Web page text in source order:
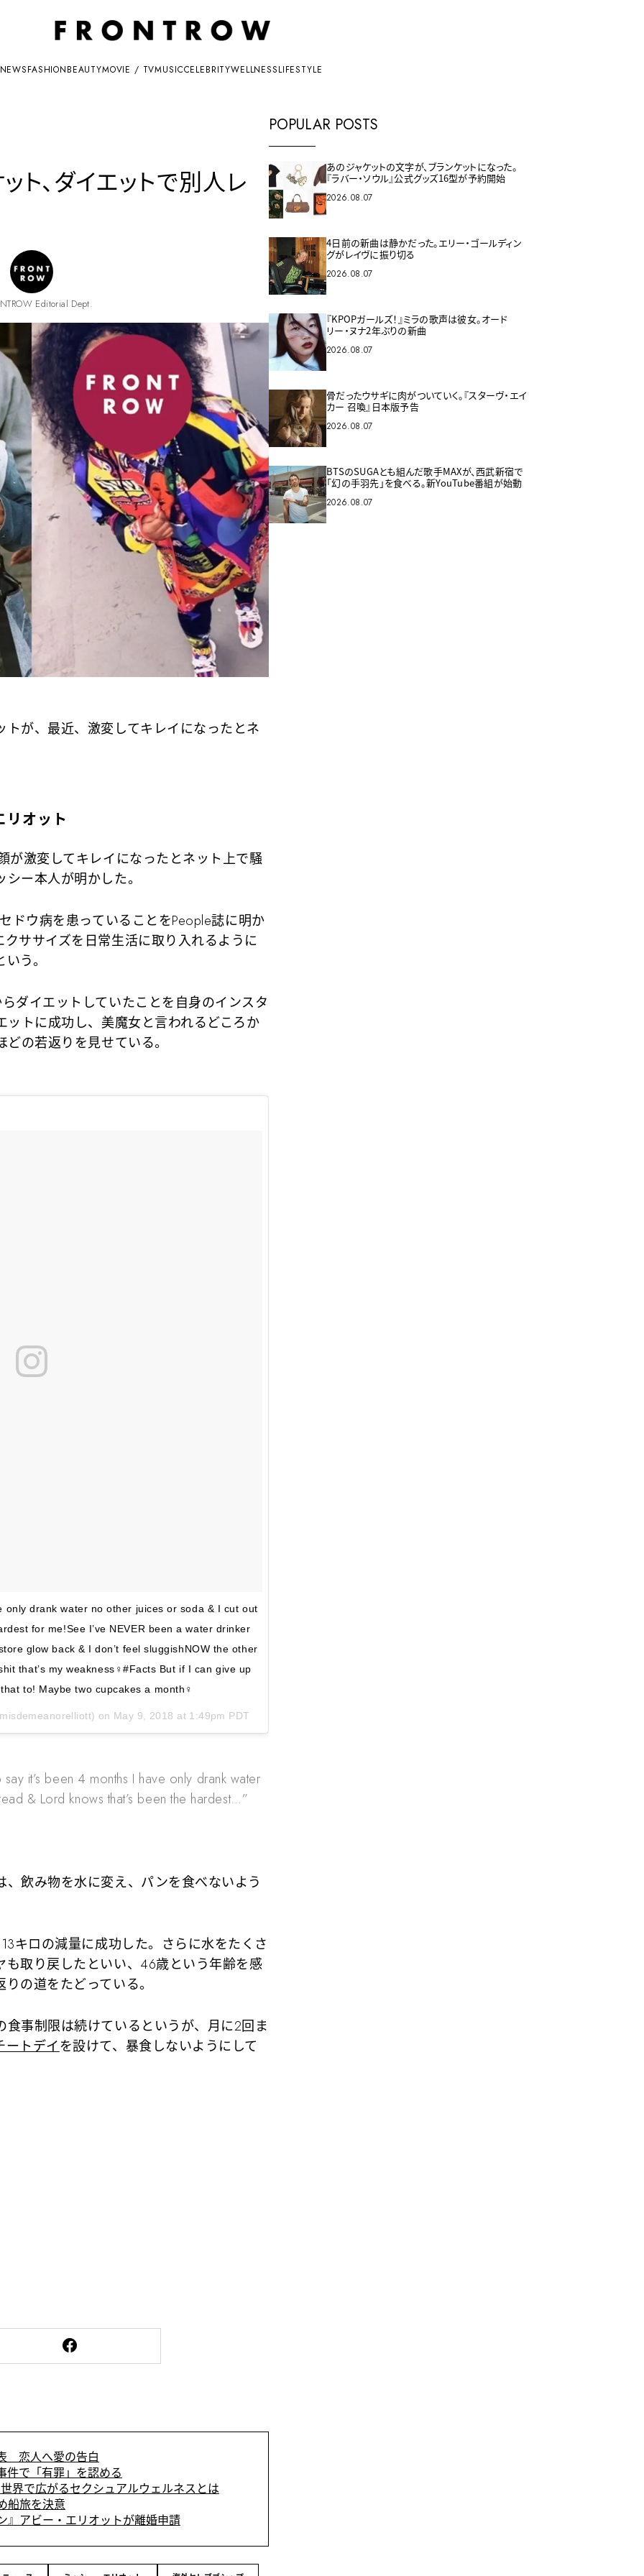
NEWSFASHIONBEAUTYMOVIE / TVMUSICCELEBRITYWELLNESSLIFESTYLE
ト、ダイエットで別人レ
Editorial Dept.
が、最近、激変してキレイになったとネ
リオット
激変してキレイになったとネット上で騒
ー本人が明かした。
ウ病を患っていることをPeople誌に明か
ササイズを日常生活に取り入れるように
う。
ダイエットしていたことを自身のインスタ
トに成功し、美魔女と言われるどころか
の若返りを見せている。
only drank water no other juices or soda & I cut out
for me!See I’ve NEVER been a water drinker
glow back & I don’t feel sluggishNOW the other
that’s my weakness‍♀️#Facts But if I can give up
to! Maybe two cupcakes a month‍♀️
on May 9, 2018 at 1:49pm PDT
it’s been 4 months I have only drank water
& Lord knows that’s been the hardest…”
飲み物を水に変え、パンを食べないよう
キロの減量に成功した。さらに水をたくさ
取り戻したといい、46歳という年齢を感
の道をたどっている。
事制限は続けているというが、月に2回ま
ートデイを設けて、暴食しないようにして
恋人へ愛の告白
件で「有罪」を認める
界で広がるセクシュアルウェルネスとは
船旅を決意
』アビー・エリオットが離婚申請
POPULAR POSTS
あのジャケットの文字が、ブランケットになった。
『ラバー・ソウル』公式グッズ16型が予約開始
2026.08.07
4日前の新曲は静かだった。エリー・ゴールディン
グがレイヴに振り切る
2026.08.07
『KPOPガールズ！』ミラの歌声は彼女。オード
リー・ヌナ2年ぶりの新曲
2026.08.07
骨だったウサギに肉がついていく。『スターヴ・エイ
カー 召喚』日本版予告
2026.08.07
BTSのSUGAとも組んだ歌手MAXが、西武新宿で
「幻の手羽先」を食べる。新YouTube番組が始動
2026.08.07